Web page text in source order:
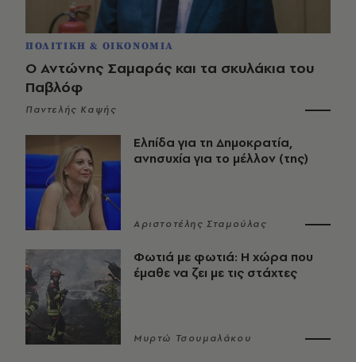
ΠΟΛΙΤΙΚΗ & ΟΙΚΟΝΟΜΙΑ
Ο Αντώνης Σαμαράς και τα σκυλάκια του
Παβλόφ
Παντελής Καψής
Ελπίδα για τη Δημοκρατία,
ανησυχία για το μέλλον (της)
Αριστοτέλης Σταμούλας
Φωτιά με φωτιά: Η χώρα που
έμαθε να ζει με τις στάχτες
Μυρτώ Τσουμαλάκου